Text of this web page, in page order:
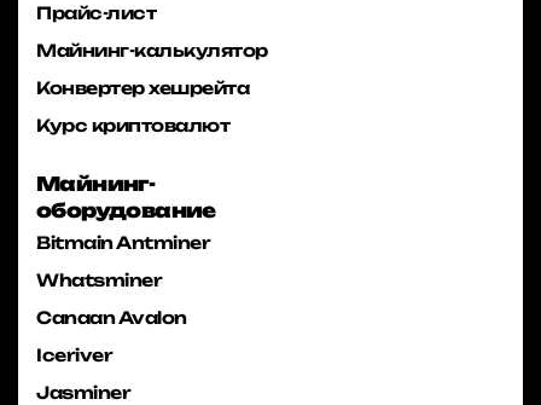
Прайс-лист
Майнинг-калькулятор
Конвертер хешрейта
Курс криптовалют
Майнинг-
оборудование
Bitmain Antminer
Whatsminer
Canaan Avalon
Iceriver
Jasminer